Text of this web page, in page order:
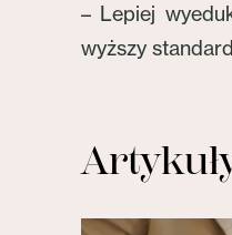
– Lepiej
wyższy